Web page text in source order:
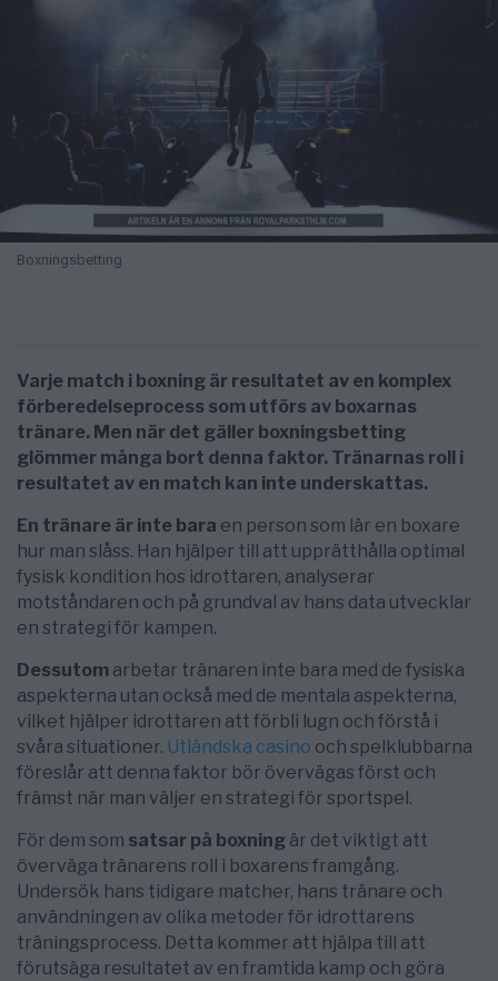
Boxningsbetting
Varje match i boxning är resultatet av en komplex
förberedelseprocess som utförs av boxarnas
tränare. Men när det gäller boxningsbetting
glömmer många bort denna faktor. Tränarnas roll i
resultatet av en match kan inte underskattas.
En tränare är inte bara en person som lär en boxare
hur man slåss. Han hjälper till att upprätthålla optimal
fysisk kondition hos idrottaren, analyserar
motståndaren och på grundval av hans data utvecklar
en strategi för kampen.
Dessutom arbetar tränaren inte bara med de fysiska
aspekterna utan också med de mentala aspekterna,
vilket hjälper idrottaren att förbli lugn och förstå i
svåra situationer. Utländska casino och spelklubbarna
föreslår att denna faktor bör övervägas först och
främst när man väljer en strategi för sportspel.
För dem som satsar på boxning är det viktigt att
överväga tränarens roll i boxarens framgång.
Undersök hans tidigare matcher, hans tränare och
användningen av olika metoder för idrottarens
träningsprocess. Detta kommer att hjälpa till att
förutsäga resultatet av en framtida kamp och göra